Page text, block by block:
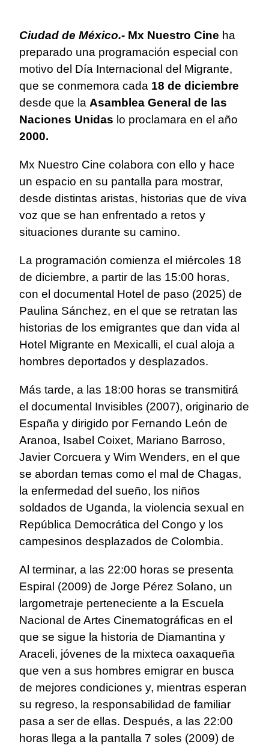
Ciudad de México.- Mx Nuestro Cine ha
preparado una programación especial con
motivo del Día Internacional del Migrante,
que se conmemora cada 18 de diciembre
desde que la Asamblea General de las
Naciones Unidas lo proclamara en el año
2000.
Mx Nuestro Cine colabora con ello y hace
un espacio en su pantalla para mostrar,
desde distintas aristas, historias que de viva
voz que se han enfrentado a retos y
situaciones durante su camino.
La programación comienza el miércoles 18
de diciembre, a partir de las 15:00 horas,
con el documental Hotel de paso (2025) de
Paulina Sánchez, en el que se retratan las
historias de los emigrantes que dan vida al
Hotel Migrante en Mexicalli, el cual aloja a
hombres deportados y desplazados.
Más tarde, a las 18:00 horas se transmitirá
el documental Invisibles (2007), originario de
España y dirigido por Fernando León de
Aranoa, Isabel Coixet, Mariano Barroso,
Javier Corcuera y Wim Wenders, en el que
se abordan temas como el mal de Chagas,
la enfermedad del sueño, los niños
soldados de Uganda, la violencia sexual en
República Democrática del Congo y los
campesinos desplazados de Colombia.
Al terminar, a las 22:00 horas se presenta
Espiral (2009) de Jorge Pérez Solano, un
largometraje perteneciente a la Escuela
Nacional de Artes Cinematográficas en el
que se sigue la historia de Diamantina y
Araceli, jóvenes de la mixteca oaxaqueña
que ven a sus hombres emigrar en busca
de mejores condiciones y, mientras esperan
su regreso, la responsabilidad de familiar
pasa a ser de ellas. Después, a las 22:00
horas llega a la pantalla 7 soles (2009) de